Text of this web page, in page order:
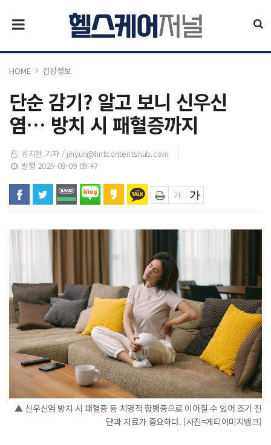
HOME 건강정보
단순 감기? 알고 보니 신우신
염… 방치 시 패혈증까지
김지현 기자 / jihyun@hntcontentshub.com
발행 2025-09-09 09:47
▲ 신우신염 방치 시 패혈증 등 치명적 합병증으로 이어질 수 있어 조기 진
단과 치료가 중요하다. [사진=게티이미지뱅크]